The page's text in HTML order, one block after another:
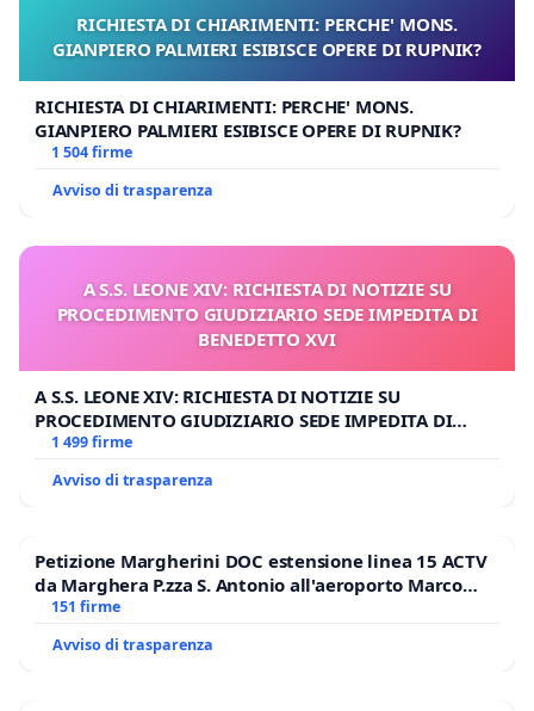
RICHIESTA DI CHIARIMENTI: PERCHE' MONS.
GIANPIERO PALMIERI ESIBISCE OPERE DI RUPNIK?
RICHIESTA DI CHIARIMENTI: PERCHE' MONS.
GIANPIERO PALMIERI ESIBISCE OPERE DI RUPNIK?
1 504 firme
Avviso di trasparenza
A S.S. LEONE XIV: RICHIESTA DI NOTIZIE SU
PROCEDIMENTO GIUDIZIARIO SEDE IMPEDITA DI
BENEDETTO XVI
A S.S. LEONE XIV: RICHIESTA DI NOTIZIE SU
PROCEDIMENTO GIUDIZIARIO SEDE IMPEDITA DI
BENEDETTO XVI
1 499 firme
Avviso di trasparenza
Petizione Margherini DOC estensione linea 15 ACTV
da Marghera P.zza S. Antonio all'aeroporto Marco
Polo tariffa a € 1,50
151 firme
Avviso di trasparenza